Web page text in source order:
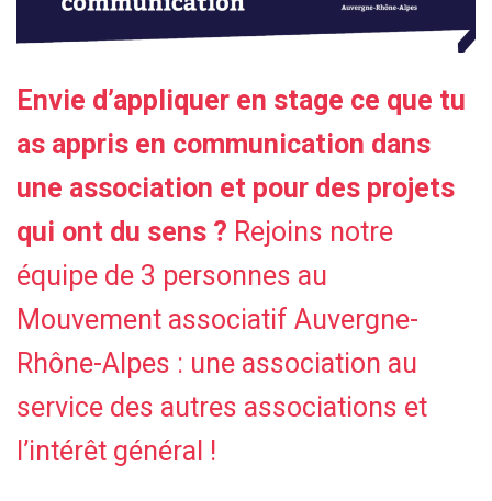
Envie d’appliquer en stage ce que tu
as appris en communication dans
une association et pour des projets
qui ont du sens ? Rejoins notre
équipe de 3 personnes au
Mouvement associatif Auvergne-
Rhône-Alpes : une association au
service des autres associations et
l’intérêt général !